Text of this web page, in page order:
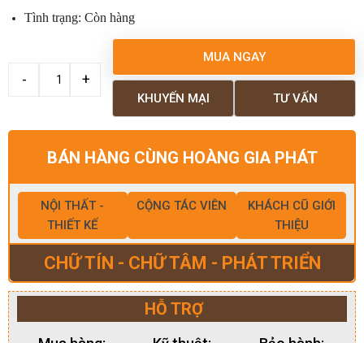
Tình trạng: Còn hàng
MUA NGAY
TƯ VẤN
KHUYẾN MẠI
BÁN HÀNG CÙNG HOÀNG GIA PHÁT
NỘI THẤT -
THIẾT KẾ
CỘNG TÁC VIÊN
KHÁCH CŨ GIỚI
THIỆU
CHỮ TÍN - CHỮ TÂM - PHÁT TRIỂN
HỖ TRỢ